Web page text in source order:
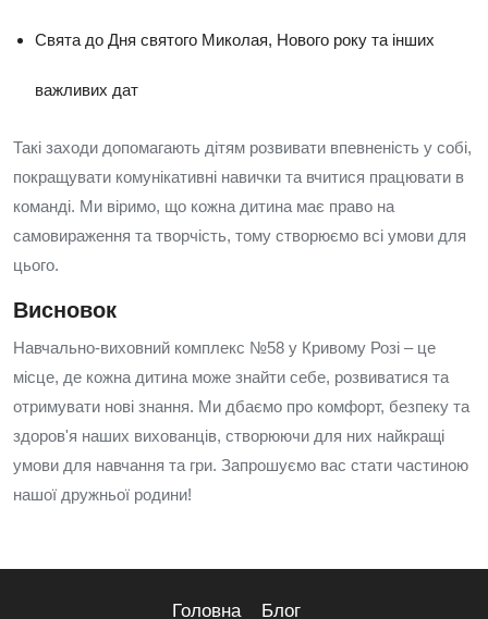
Свята до Дня святого Миколая, Нового року та інших
важливих дат
Такі заходи допомагають дітям розвивати впевненість у собі,
покращувати комунікативні навички та вчитися працювати в
команді. Ми віримо, що кожна дитина має право на
самовираження та творчість, тому створюємо всі умови для
цього.
Висновок
Навчально-виховний комплекс №58 у Кривому Розі – це
місце, де кожна дитина може знайти себе, розвиватися та
отримувати нові знання. Ми дбаємо про комфорт, безпеку та
здоров'я наших вихованців, створюючи для них найкращі
умови для навчання та гри. Запрошуємо вас стати частиною
нашої дружньої родини!
Головна Блог